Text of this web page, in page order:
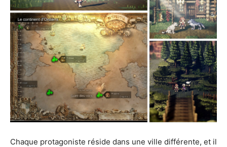
Chaque protagoniste réside dans une ville différente, et il